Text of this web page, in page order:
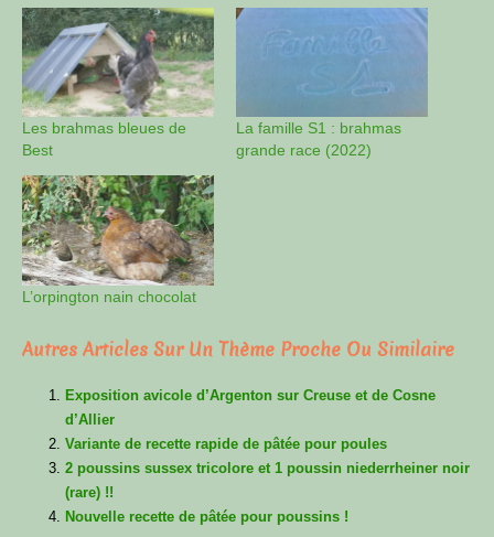
Les brahmas bleues de
Best
La famille S1 : brahmas
grande race (2022)
L’orpington nain chocolat
Autres Articles Sur Un Thème Proche Ou Similaire
Exposition avicole d’Argenton sur Creuse et de Cosne
d’Allier
Variante de recette rapide de pâtée pour poules
2 poussins sussex tricolore et 1 poussin niederrheiner noir
(rare) !!
Nouvelle recette de pâtée pour poussins !